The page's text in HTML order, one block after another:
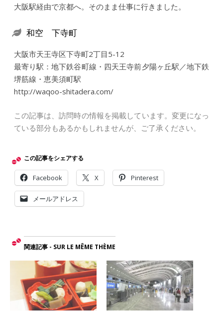
大阪駅経由で京都へ。そのまま仕事に行きました。
和空 下寺町
大阪市天王寺区下寺町2丁目5-12
最寄り駅：地下鉄谷町線・四天王寺前夕陽ヶ丘駅／地下鉄
堺筋線・恵美須町駅
http://waqoo-shitadera.com/
この記事は、訪問時の情報を掲載しています。変更になっ
ている部分もあるかもしれませんが、ご了承ください。
この記事をシェアする
Facebook X Pinterest
メールアドレス
関連記事 - SUR LE MÊME THÈME